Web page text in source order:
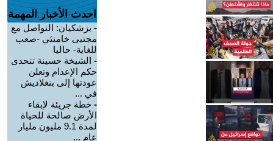
احدث الأخبار المهمة
- بزشكيان: التواصل مع
مجتبى خامنئي -صعب
للغاية- حاليا
- الشيخة حسينة تتحدى
حكم الإعدام وتعلن
عودتها إلى بنغلاديش
في ...
- خطة جريئة لإبقاء
الأرض صالحة للحياة
لمدة 9.1 مليون مليار
عام ...